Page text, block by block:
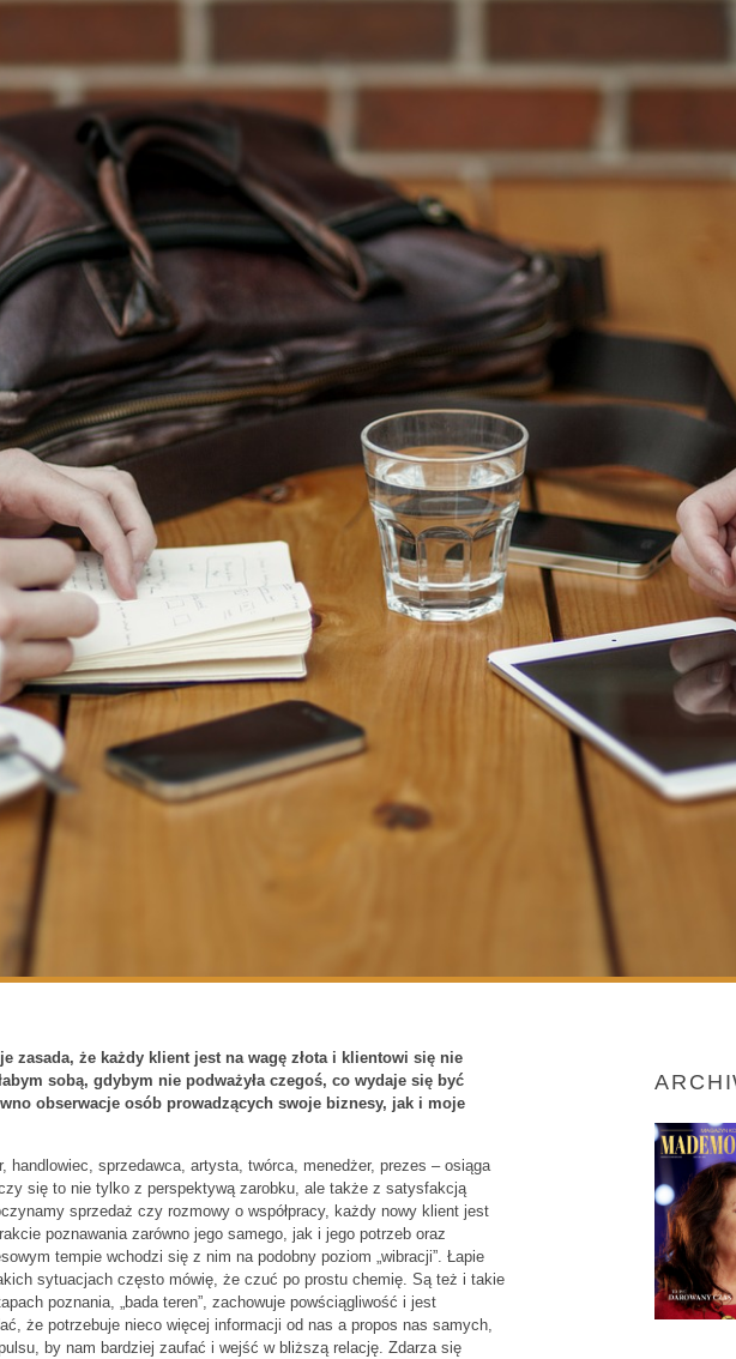
że każdy klient jest na wagę złota i klientowi się nie
sobą, gdybym nie podważyła czegoś, co wydaje się być
obserwacje osób prowadzących swoje biznesy, jak i moje
sprzedawca, artysta, twórca, menedżer, prezes – osiąga
się to nie tylko z perspektywą zarobku, ale także z satysfakcją
sprzedaż czy rozmowy o współpracy, każdy nowy klient jest
poznawania zarówno jego samego, jak i jego potrzeb oraz
tempie wchodzi się z nim na podobny poziom „wibracji”. Łapie
sytuacjach często mówię, że czuć po prostu chemię. Są też i takie
poznania, „bada teren”, zachowuje powściągliwość i jest
że potrzebuje nieco więcej informacji od nas a propos nas samych,
by nam bardziej zaufać i wejść w bliższą relację. Zdarza się